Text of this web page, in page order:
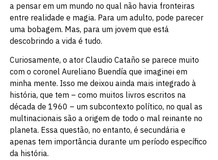
a pensar em um mundo no qual não havia fronteiras
entre realidade e magia. Para um adulto, pode parecer
uma bobagem. Mas, para um jovem que está
descobrindo a vida é tudo.
Curiosamente, o ator Claudio Cataño se parece muito
com o coronel Aureliano Buendía que imaginei em
minha mente. Isso me deixou ainda mais integrado à
história, que tem – como muitos livros escritos na
década de 1960 – um subcontexto político, no qual as
multinacionais são a origem de todo o mal reinante no
planeta. Essa questão, no entanto, é secundária e
apenas tem importância durante um período específico
da história.